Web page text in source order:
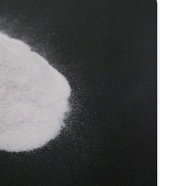
products/plarde/